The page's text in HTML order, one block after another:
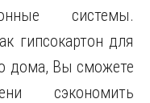
системы.
гипсокартон для
дома, Вы сможете
сэкономить